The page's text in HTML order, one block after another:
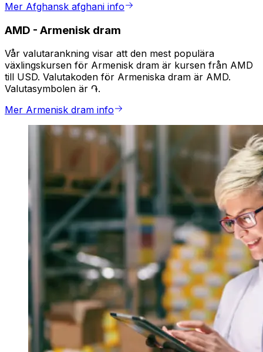
Mer Afghansk afghani info
AMD - Armenisk dram
Vår valutarankning visar att den mest populära
växlingskursen för Armenisk dram är kursen från AMD
till USD. Valutakoden för Armeniska dram är AMD.
Valutasymbolen är ֏.
Mer Armenisk dram info